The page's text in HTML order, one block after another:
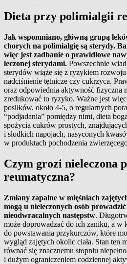
Dieta przy polimialgii
Jak wspomniano, główną grupą
chorych na polimialgię są sterydy.
więc jest zadbanie o prawidłowe
leczonej sterydami. Powszechnie
sterydów wiąże się z ryzykiem
nadciśnienie tętnicze czy cukrzyca.
oraz odpowiednia aktywność fizyczna
zredukować to ryzyko. Ważne jest
posiłków, około 4-5, o regularnych
“podjadania” pomiędzy nimi, dieta
spożycia cukrów prostych,
i słodkich napojach, nasyconych
w produktach pochodzenia
Czym grozi nieleczona
reumatyczna?
Zmiany zapalne w mięśniach
mogą u nieleczonych osób
nieodwracalnych następstw.
może doprowadzać do ich zaniku, a w
do powstawania przykurczów, które
wygląd zajętych okolic ciała. Stan ten
równać się znacznemu stopniu
i dużym ograniczeniem codziennej